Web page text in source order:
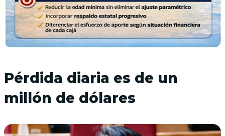
Pérdida diaria es de un
millón de dólares